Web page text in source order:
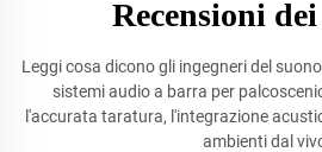
Recensioni
Leggi cosa dicono gli ingegneri del
sistemi audio a barra per
l'accurata taratura, l'integrazione
ambienti dal